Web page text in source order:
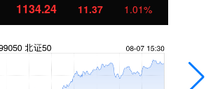
1134.24 11.37 1.01%